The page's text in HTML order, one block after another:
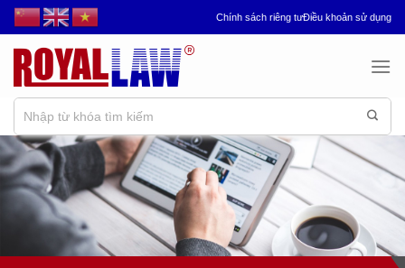
Chuyển
đến
nội
dung
Chính sách riêng tưĐiều khoản sử dụng